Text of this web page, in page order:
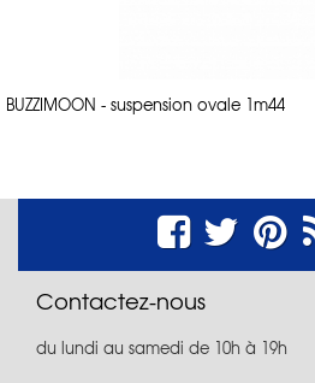
BUZZIMOON - suspension ovale 1m44
Contactez-nous
du lundi au samedi de 10h à 19h